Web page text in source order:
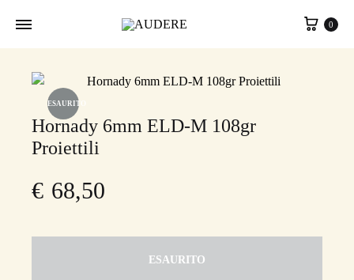
0
ESAURITO
Hornady 6mm ELD-M 108gr
Proiettili
€ 68,50
ESAURITO